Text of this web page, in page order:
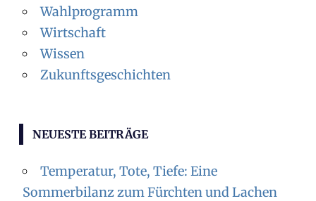
Wahlprogramm
Wirtschaft
Wissen
Zukunftsgeschichten
NEUESTE BEITRÄGE
Temperatur, Tote, Tiefe: Eine
Sommerbilanz zum Fürchten und Lachen